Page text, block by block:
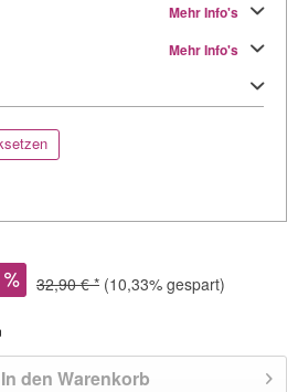
Mehr Info's
Mehr Info's
32,90 € * (10,33% gespart)
In den Warenkorb